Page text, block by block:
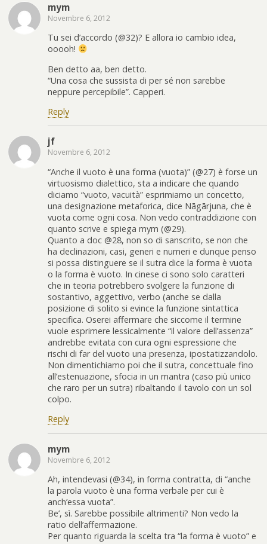
mym
Novembre 6, 2012
Tu sei d’accordo (@32)? E allora io cambio idea,
ooooh!
Ben detto aa, ben detto.
“Una cosa che sussista di per sé non sarebbe
neppure percepibile”. Capperi.
Reply
jf
Novembre 6, 2012
“Anche il vuoto è una forma (vuota)” (@27) è forse un
virtuosismo dialettico, sta a indicare che quando
diciamo “vuoto, vacuità” esprimiamo un concetto,
una designazione metaforica, dice Nāgārjuna, che è
vuota come ogni cosa. Non vedo contraddizione con
quanto scrive e spiega mym (@29).
Quanto a doc @28, non so di sanscrito, se non che
ha declinazioni, casi, generi e numeri e dunque penso
si possa distinguere se il sutra dice la forma è vuota
o la forma è vuoto. In cinese ci sono solo caratteri
che in teoria potrebbero svolgere la funzione di
sostantivo, aggettivo, verbo (anche se dalla
posizione di solito si evince la funzione sintattica
specifica. Oserei affermare che siccome il termine
vuole esprimere lessicalmente “il valore dell’assenza”
andrebbe evitata con cura ogni espressione che
rischi di far del vuoto una presenza, ipostatizzandolo.
Non dimentichiamo poi che il sutra, concettuale fino
all’estenuazione, sfocia in un mantra (caso più unico
che raro per un sutra) ribaltando il tavolo con un sol
colpo.
Reply
mym
Novembre 6, 2012
Ah, intendevasi (@34), in forma contratta, di “anche
la parola vuoto è una forma verbale per cui è
anch’essa vuota”.
Be’, sì. Sarebbe possibile altrimenti? Non vedo la
ratio dell’affermazione.
Per quanto riguarda la scelta tra “la forma è vuoto” e